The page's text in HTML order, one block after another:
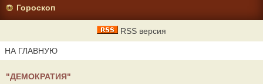
Гороскоп
RSS версия
НА ГЛАВНУЮ
"ДЕМОКРАТИЯ"